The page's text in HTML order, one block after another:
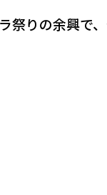
祭りの余興で